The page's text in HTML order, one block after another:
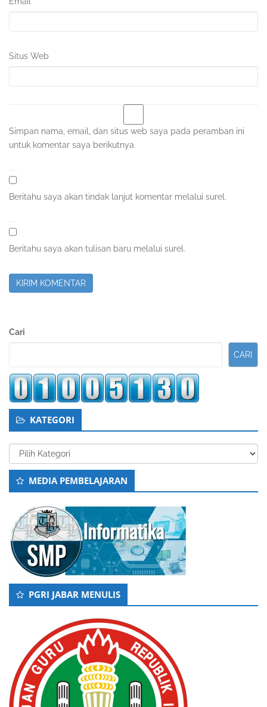
Situs Web
Simpan nama, email, dan situs web saya pada peramban ini
untuk komentar saya berikutnya.
Beritahu saya akan tindak lanjut komentar melalui surel.
Beritahu saya akan tulisan baru melalui surel.
Sidebar
Cari
CARI
KATEGORI
Kategori
MEDIA PEMBELAJARAN
PGRI JABAR MENULIS